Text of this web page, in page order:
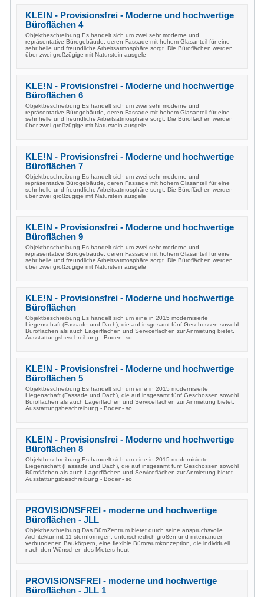
KLE!N - Provisionsfrei - Moderne und hochwertige
Büroflächen 4
Objektbeschreibung Es handelt sich um zwei sehr moderne und
repräsentative Bürogebäude, deren Fassade mit hohem Glasanteil für eine
sehr helle und freundliche Arbeitsatmosphäre sorgt. Die Büroflächen werden
über zwei großzügige mit Naturstein ausgele
KLE!N - Provisionsfrei - Moderne und hochwertige
Büroflächen 6
Objektbeschreibung Es handelt sich um zwei sehr moderne und
repräsentative Bürogebäude, deren Fassade mit hohem Glasanteil für eine
sehr helle und freundliche Arbeitsatmosphäre sorgt. Die Büroflächen werden
über zwei großzügige mit Naturstein ausgele
KLE!N - Provisionsfrei - Moderne und hochwertige
Büroflächen 7
Objektbeschreibung Es handelt sich um zwei sehr moderne und
repräsentative Bürogebäude, deren Fassade mit hohem Glasanteil für eine
sehr helle und freundliche Arbeitsatmosphäre sorgt. Die Büroflächen werden
über zwei großzügige mit Naturstein ausgele
KLE!N - Provisionsfrei - Moderne und hochwertige
Büroflächen 9
Objektbeschreibung Es handelt sich um zwei sehr moderne und
repräsentative Bürogebäude, deren Fassade mit hohem Glasanteil für eine
sehr helle und freundliche Arbeitsatmosphäre sorgt. Die Büroflächen werden
über zwei großzügige mit Naturstein ausgele
KLE!N - Provisionsfrei - Moderne und hochwertige
Büroflächen
Objektbeschreibung Es handelt sich um eine in 2015 modernisierte
Liegenschaft (Fassade und Dach), die auf insgesamt fünf Geschossen sowohl
Büroflächen als auch Lagerflächen und Serviceflächen zur Anmietung bietet.
Ausstattungsbeschreibung - Boden- so
KLE!N - Provisionsfrei - Moderne und hochwertige
Büroflächen 5
Objektbeschreibung Es handelt sich um eine in 2015 modernisierte
Liegenschaft (Fassade und Dach), die auf insgesamt fünf Geschossen sowohl
Büroflächen als auch Lagerflächen und Serviceflächen zur Anmietung bietet.
Ausstattungsbeschreibung - Boden- so
KLE!N - Provisionsfrei - Moderne und hochwertige
Büroflächen 8
Objektbeschreibung Es handelt sich um eine in 2015 modernisierte
Liegenschaft (Fassade und Dach), die auf insgesamt fünf Geschossen sowohl
Büroflächen als auch Lagerflächen und Serviceflächen zur Anmietung bietet.
Ausstattungsbeschreibung - Boden- so
PROVISIONSFREI - moderne und hochwertige
Büroflächen - JLL
Objektbeschreibung Das BüroZentrum bietet durch seine anspruchsvolle
Architektur mit 11 sternförmigen, unterschiedlich großen und miteinander
verbundenen Baukörpern, eine flexible Büroraumkonzeption, die individuell
nach den Wünschen des Mieters heut
PROVISIONSFREI - moderne und hochwertige
Büroflächen - JLL 1